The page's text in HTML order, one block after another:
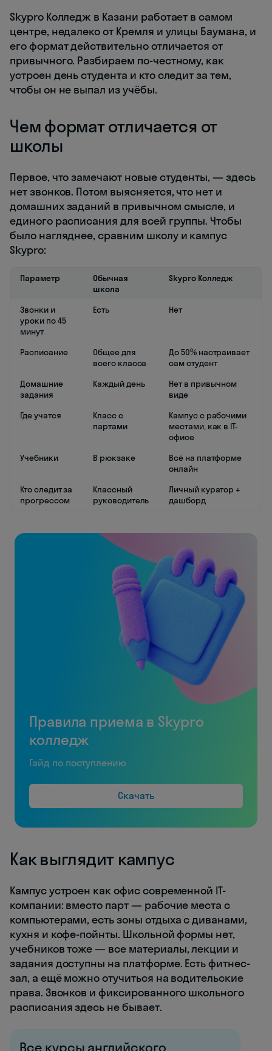
Skypro Колледж в Казани работает в самом
центре, недалеко от Кремля и улицы Баумана, и
его формат действительно отличается от
привычного. Разбираем по-честному, как
устроен день студента и кто следит за тем,
чтобы он не выпал из учёбы.
Чем формат отличается от
школы
Первое, что замечают новые студенты, — здесь
нет звонков. Потом выясняется, что нет и
домашних заданий в привычном смысле, и
единого расписания для всей группы. Чтобы
было нагляднее, сравним школу и кампус
Skypro:
Параметр
Обычная
школа
Skypro Колледж
Звонки и
уроки по 45
минут
Есть Нет
Расписание
Общее для
всего класса
До 50% настраивает
сам студент
Домашние
задания
Каждый день
Нет в привычном
виде
Где учатся
Класс с
партами
Кампус с рабочими
местами, как в IT-
офисе
Учебники
В рюкзаке
Всё на платформе
онлайн
Кто следит за
прогрессом
Классный
руководитель
Личный куратор +
дашборд
Правила приема в Skypro
колледж
Гайд по поступлению
Скачать
Как выглядит кампус
Кампус устроен как офис современной IT-
компании: вместо парт — рабочие места с
компьютерами, есть зоны отдыха с диванами,
кухня и кофе-пойнты. Школьной формы нет,
учебников тоже — все материалы, лекции и
задания доступны на платформе. Есть фитнес-
зал, а ещё можно отучиться на водительские
права. Звонков и фиксированного школьного
расписания здесь не бывает.
Все курсы английского